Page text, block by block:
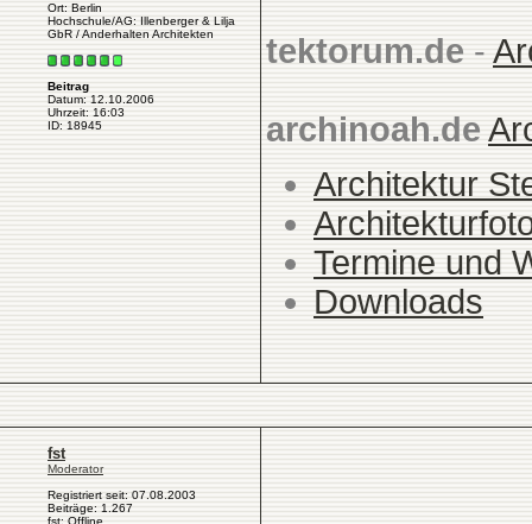
Ort: Berlin
Hochschule/AG: Illenberger & Lilja
GbR / Anderhalten Architekten
Beitrag
Datum: 12.10.2006
Uhrzeit: 16:03
ID: 18945
tektorum.de -
archinoah.de
Architektur
Termine und
Downloads
fst
Moderator
Registriert seit: 07.08.2003
Beiträge: 1.267
fst: Offline